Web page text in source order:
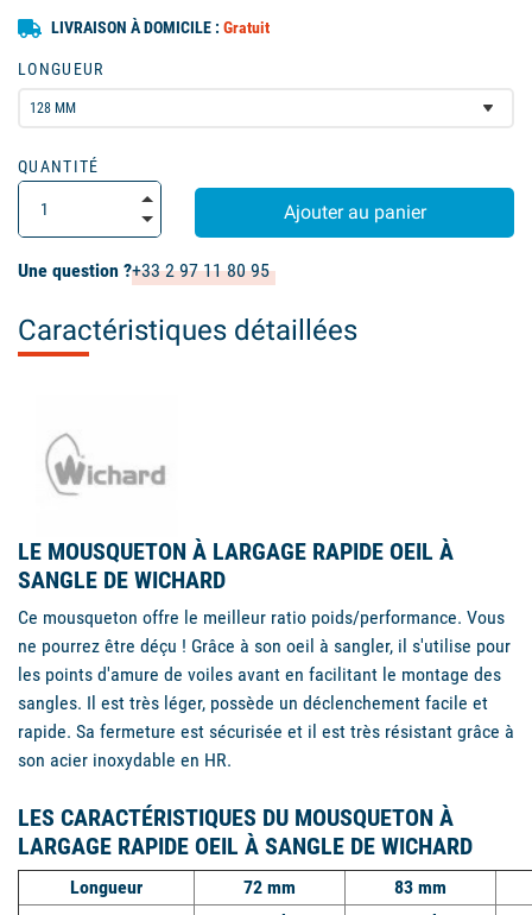
LIVRAISON À DOMICILE : Gratuit
LONGUEUR
QUANTITÉ
Ajouter au panier
Une question ?+33 2 97 11 80 95
Caractéristiques détaillées
LE MOUSQUETON À LARGAGE RAPIDE OEIL À
SANGLE DE WICHARD
Ce mousqueton offre le meilleur ratio poids/performance. Vous
ne pourrez être déçu ! Grâce à son oeil à sangler, il s'utilise pour
les points d'amure de voiles avant en facilitant le montage des
sangles. Il est très léger, possède un déclenchement facile et
rapide. Sa fermeture est sécurisée et il est très résistant grâce à
son acier inoxydable en HR.
LES CARACTÉRISTIQUES DU MOUSQUETON À
LARGAGE RAPIDE OEIL À SANGLE DE WICHARD
Longueur 72 mm
83 mm